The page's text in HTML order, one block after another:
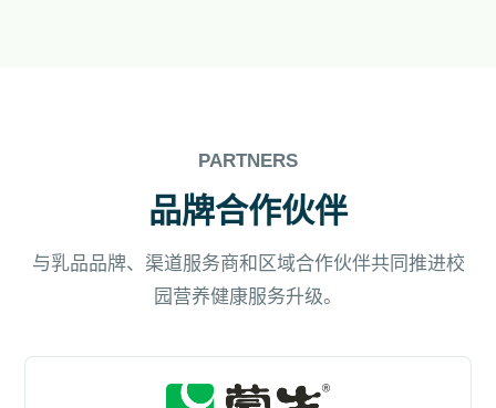
PARTNERS
品牌合作伙伴
与乳品品牌、渠道服务商和区域合作伙伴共同推进校
园营养健康服务升级。